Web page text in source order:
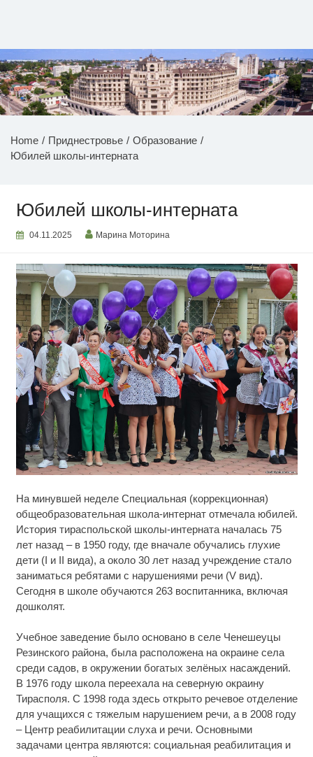
НОВОСТИ ПРИДНЕСТРОВЬЯ
Home Приднестровье
Образование
Юбилей школы-интерната
Юбилей школы-интерната
04.11.2025 Марина Моторина
На минувшей неделе Специальная (коррекционная)
общеобразовательная школа-интернат отмечала юбилей.
История тираспольской школы-интерната началась 75
лет назад – в 1950 году, где вначале обучались глухие
дети (I и II вида), а около 30 лет назад учреждение стало
заниматься ребятами с нарушениями речи (V вид).
Сегодня в школе обучаются 263 воспитанника, включая
дошколят.
Учебное заведение было основано в селе Ченешеуцы
Резинского района, была расположена на окраине села
среди садов, в окружении богатых зелёных насаждений.
В 1976 году школа переехала на северную окраину
Тирасполя. С 1998 года здесь открыто речевое отделение
для учащихся с тяжелым нарушением речи, а в 2008 году
– Центр реабилитации слуха и речи. Основными
задачами центра являются: социальная реабилитация и
будете долго
i
Этот танец невесты оставит вас без слов!
Пересмотрела 10 раз
Королева вагона отожгла! Видео не оставит
равнодушным